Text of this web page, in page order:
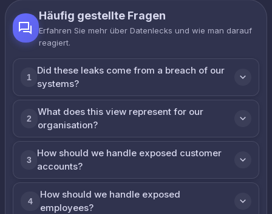
Häufig gestellte Fragen
Erfahren Sie mehr über Datenlecks und wie man darauf
reagiert.
1
Did these leaks come from a breach of our
systems?
2
What does this view represent for our
organisation?
3
How should we handle exposed customer
accounts?
4
How should we handle exposed
employees?